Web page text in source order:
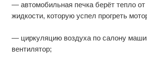
— автомобильная печка берёт тепло
жидкости, которую успел прогреть
— циркуляцию воздуха по салону
вентилятор;